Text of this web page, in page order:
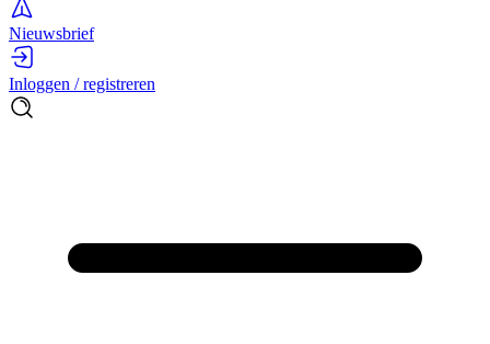
Nieuwsbrief
Inloggen / registreren